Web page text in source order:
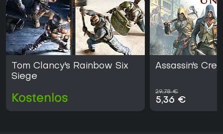
Tom Clancy's Rainbow Six
Siege
Kostenlos
Assassin's
29,78 €
5,36 €